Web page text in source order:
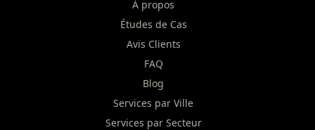
À propos
Études de Cas
Avis Clients
FAQ
Blog
Services par Ville
Services par Secteur